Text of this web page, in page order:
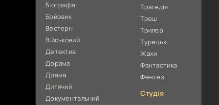
Біографія
Бойовик
Вестерн
Військовий
Детектив
Дорама
Драма
Дитячий
Документальний
Трагедія
Треш
Трилер
Турецькі
Жахи
Фантастика
Фентезі
Студія